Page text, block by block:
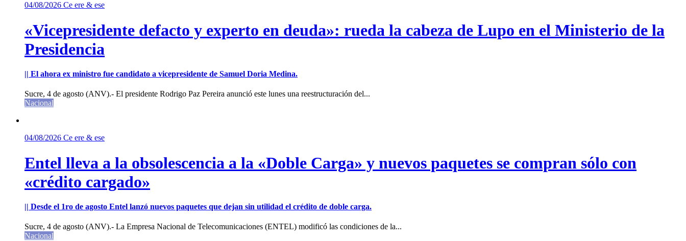
04/08/2026 Ce ere & ese
«Vicepresidente defacto y experto en deuda»: rueda la cabeza de Lupo en el Ministerio de la
Presidencia
|| El ahora ex ministro fue candidato a vicepresidente de Samuel Doria Medina.
Sucre, 4 de agosto (ANV).- El presidente Rodrigo Paz Pereira anunció este lunes una reestructuración del...
Nacional
04/08/2026 Ce ere & ese
Entel lleva a la obsolescencia a la «Doble Carga» y nuevos paquetes se compran sólo con
«crédito cargado»
|| Desde el 1ro de agosto Entel lanzó nuevos paquetes que dejan sin utilidad el crédito de doble carga.
Sucre, 4 de agosto (ANV).- La Empresa Nacional de Telecomunicaciones (ENTEL) modificó las condiciones de la...
Nacional